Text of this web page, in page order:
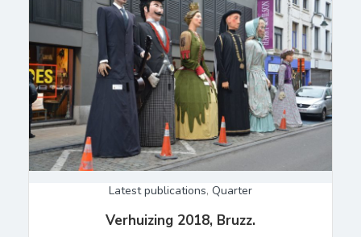
Latest publications, Quarter
Verhuizing 2018, Bruzz.